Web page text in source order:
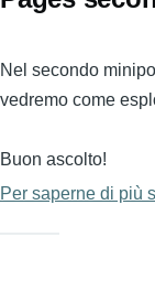
Nel secondo
vedremo come
Buon ascolto!
Per saperne di più